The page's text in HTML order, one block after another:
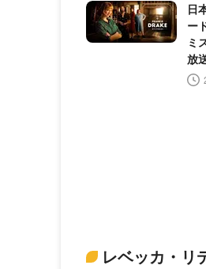
日
ー
ミ
放
レベッカ・リ